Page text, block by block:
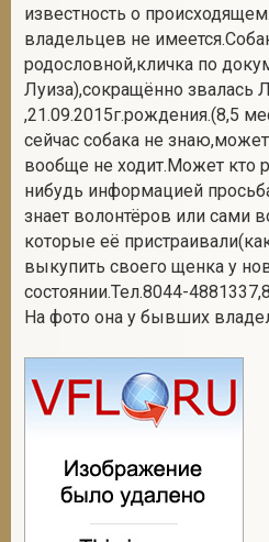
известность о
владельцев не
родословной,кличка по
Луиза),сокращённо звалась
,21.09.2015г.рождения.(8,5
сейчас собака не
вообще не ходит.Может кто
нибудь информацией
знает волонтёров или сами
которые её
выкупить своего щенка у
состоянии.Тел.8044-
На фото она у бывших